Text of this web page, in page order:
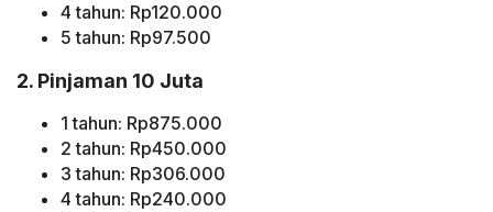
4 tahun: Rp120.000
5 tahun: Rp97.500
2. Pinjaman 10 Juta
1 tahun: Rp875.000
2 tahun: Rp450.000
3 tahun: Rp306.000
4 tahun: Rp240.000